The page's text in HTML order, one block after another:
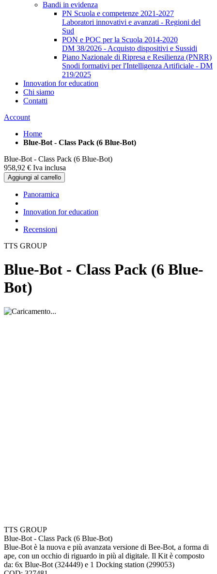
Bandi in evidenza
PN Scuola e competenze 2021-2027
Laboratori innovativi e avanzati - Regioni del
Sud
PON e POC per la Scuola 2014-2020
DM 38/2026 - Acquisto dispositivi e Sussidi
Piano Nazionale di Ripresa e Resilienza (PNRR)
Snodi formativi per l'Intelligenza Artificiale - DM
219/2025
Innovation for education
Chi siamo
Contatti
Account
Home
Blue-Bot - Class Pack (6 Blue-Bot)
Blue-Bot - Class Pack (6 Blue-Bot)
958,92 € Iva inclusa
Aggiungi al carrello
Panoramica
Innovation for education
Recensioni
TTS GROUP
Blue-Bot - Class Pack (6 Blue-
Bot)
TTS GROUP
Blue-Bot - Class Pack (6 Blue-Bot)
Blue-Bot è la nuova e più avanzata versione di Bee-Bot, a forma di
ape, con un occhio di riguardo in più al digitale. Il Kit è composto
da: 6x Blue-Bot (324449) e 1 Docking station (299053)